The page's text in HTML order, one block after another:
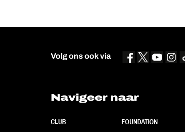
Volg ons ook via
Navigeer naar
CLUB
FOUNDATION